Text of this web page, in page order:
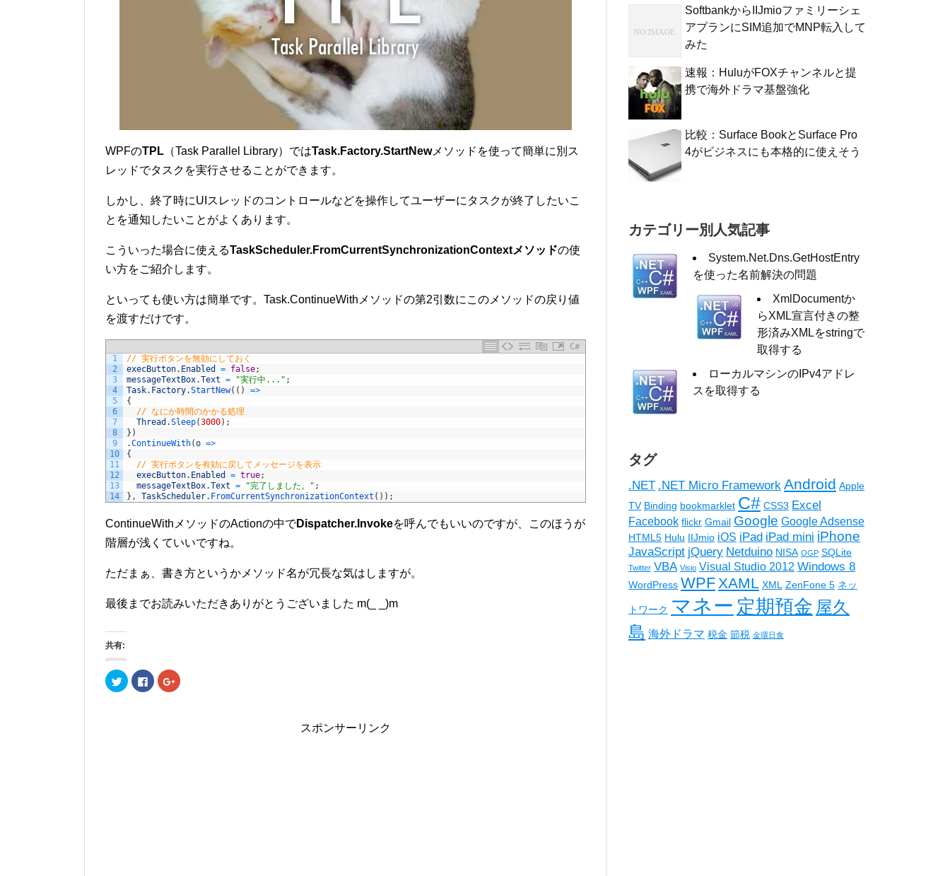
WPFのTPL （Task Parallel Library）ではTask.Factory.StartNewメソッドを使って簡単に別ス
レッドでタスクを実行させることができます。
しかし、終了時にUIスレッドのコントロールなどを操作してユーザーにタスクが終了したいこ
とを通知したいことがよくあります。
こういった場合に使えるTaskScheduler.FromCurrentSynchronizationContextメソッドの使
い方をご紹介します。
といっても使い方は簡単です。Task.ContinueWithメソッドの第2引数にこのメソッドの戻り値
を渡すだけです。
C#
1
2
3
4
5
6
7
8
9
10
11
12
13
14
// 実行ボタンを無効にしておく
execButton. Enabled = false;
messageTextBox.Text = "実行中..." ;
Task. Factory.StartNew( ( ) =>
{
// なにか時間のかかる処理
Thread .Sleep(3000) ;
} )
.ContinueWith(o =>
{
// 実行ボタンを有効に戻してメッセージを表示
execButton. Enabled = true;
messageTextBox.Text = "完了しました。" ;
} , TaskScheduler. FromCurrentSynchronizationContext ( ) ) ;
ContinueWithメソッドのActionの中でDispatcher.Invokeを呼んでもいいのですが、このほうが
階層が浅くていいですね。
ただまぁ、書き方というかメソッド名が冗長な気はしますが。
最後までお読みいただきありがとうございました m(_ _)m
共有:
ク
リ
Facebook
で
ク
リ
スポンサーリンク
SoftbankからIIJmioファミリーシェ
アプランにSIM追加でMNP転入して
みた
速報：HuluがFOXチャンネルと提
携で海外ドラマ基盤強化
比較：Surface BookとSurface Pro
4がビジネスにも本格的に使えそう
カテゴリー別人気記事
System.Net.Dns.GetHostEntry
を使った名前解決の問題
XmlDocumentか
らXML宣言付きの整
形済みXMLをstringで
取得する
ローカルマシンのIPv4アドレ
スを取得する
タグ
.NET .NET Micro Framework Android Apple
TV Binding bookmarklet C# CSS3 Excel
Facebook flickr Gmail Google Google Adsense
HTML5 Hulu IIJmio iOS iPad iPad mini iPhone
JavaScript jQuery Netduino NISA OGP SQLite
Twitter VBA Visio Visual Studio 2012 Windows 8
WordPress WPF XAML XML ZenFone 5 ネッ
トワーク マネー 定期預金 屋久
島 海外ドラマ 税金 節税 金環日食